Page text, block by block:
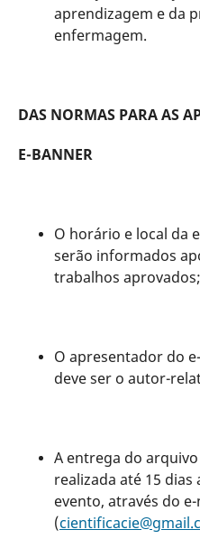
aprendizagem e da
enfermagem.
DAS NORMAS PARA AS
E-BANNER
O horário e local da
serão informados
trabalhos aprovados;
O apresentador do
deve ser o autor-
A entrega do
realizada até 15 dias
evento, através do
(